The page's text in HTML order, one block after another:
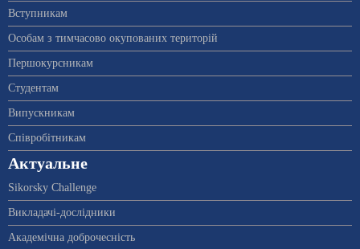
Вступникам
Особам з тимчасово окупованих територій
Першокурсникам
Студентам
Випускникам
Співробітникам
Актуальне
Sikorsky Challenge
Викладачі-дослідники
Академічна доброчесність